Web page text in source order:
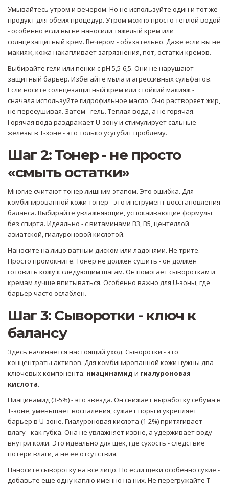
Умывайтесь утром и вечером. Но не используйте один и тот же
продукт для обеих процедур. Утром можно просто теплой водой
- особенно если вы не наносили тяжелый крем или
солнцезащитный крем. Вечером - обязательно. Даже если вы не
макияж, кожа накапливает загрязнения, пот, остатки кремов.
Выбирайте гели или пенки с pH 5,5-6,5. Они не нарушают
защитный барьер. Избегайте мыла и агрессивных сульфатов.
Если носите солнцезащитный крем или стойкий макияж -
сначала используйте гидрофильное масло. Оно растворяет жир,
не пересушивая. Затем - гель. Теплая вода, а не горячая.
Горячая вода раздражает U-зону и стимулирует сальные
железы в Т-зоне - это только усугубит проблему.
Шаг 2: Тонер - не просто
«смыть остатки»
Многие считают тонер лишним этапом. Это ошибка. Для
комбинированной кожи тонер - это инструмент восстановления
баланса. Выбирайте увлажняющие, успокаивающие формулы
без спирта. Идеально - с витаминами B3, B5, центеллой
азиатской, гиалуроновой кислотой.
Наносите на лицо ватным диском или ладонями. Не трите.
Просто промокните. Тонер не должен сушить - он должен
готовить кожу к следующим шагам. Он помогает сывороткам и
кремам лучше впитываться. Особенно важно для U-зоны, где
барьер часто ослаблен.
Шаг 3: Сыворотки - ключ к
балансу
Здесь начинается настоящий уход. Сыворотки - это
концентраты активов. Для комбинированной кожи нужны два
ключевых компонента: ниацинамид и гиалуроновая
кислота.
Ниацинамид (3-5%) - это звезда. Он снижает выработку себума в
Т-зоне, уменьшает воспаления, сужает поры и укрепляет
барьер в U-зоне. Гиалуроновая кислота (1-2%) притягивает
влагу - как губка. Она не увлажняет извне, а удерживает воду
внутри кожи. Это идеально для щек, где сухость - следствие
потери влаги, а не ее отсутствия.
Наносите сыворотку на все лицо. Но если щеки особенно сухие -
добавьте еще одну каплю именно на них. Не перегружайте Т-